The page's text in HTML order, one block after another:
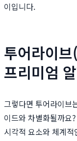
이입니다.
투어라이
프리미엄
그렇다면 투어라이브
이드와 차별화될까요
시각적 요소와 체계